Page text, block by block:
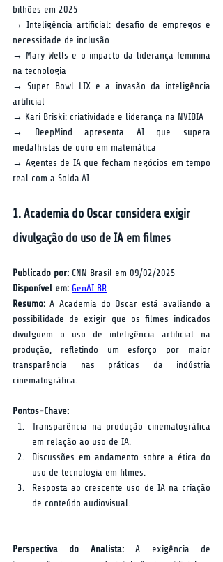
bilhões em 2025
→ Inteligência artificial: desafio de empregos e
necessidade de inclusão
→ Mary Wells e o impacto da liderança feminina
na tecnologia
→ Super Bowl LIX e a invasão da inteligência
artificial
→ Kari Briski: criatividade e liderança na NVIDIA
→ DeepMind apresenta AI que supera
medalhistas de ouro em matemática
→ Agentes de IA que fecham negócios em tempo
real com a Solda.AI
1. Academia do Oscar considera exigir
divulgação do uso de IA em filmes
Publicado por: CNN Brasil em 09/02/2025
Disponível em: GenAI BR
Resumo: A Academia do Oscar está avaliando a
possibilidade de exigir que os filmes indicados
divulguem o uso de inteligência artificial na
produção, refletindo um esforço por maior
transparência nas práticas da indústria
cinematográfica.
Pontos-Chave:
Transparência na produção cinematográfica
em relação ao uso de IA.
Discussões em andamento sobre a ética do
uso de tecnologia em filmes.
Resposta ao crescente uso de IA na criação
de conteúdo audiovisual.
Perspectiva do Analista: A exigência de